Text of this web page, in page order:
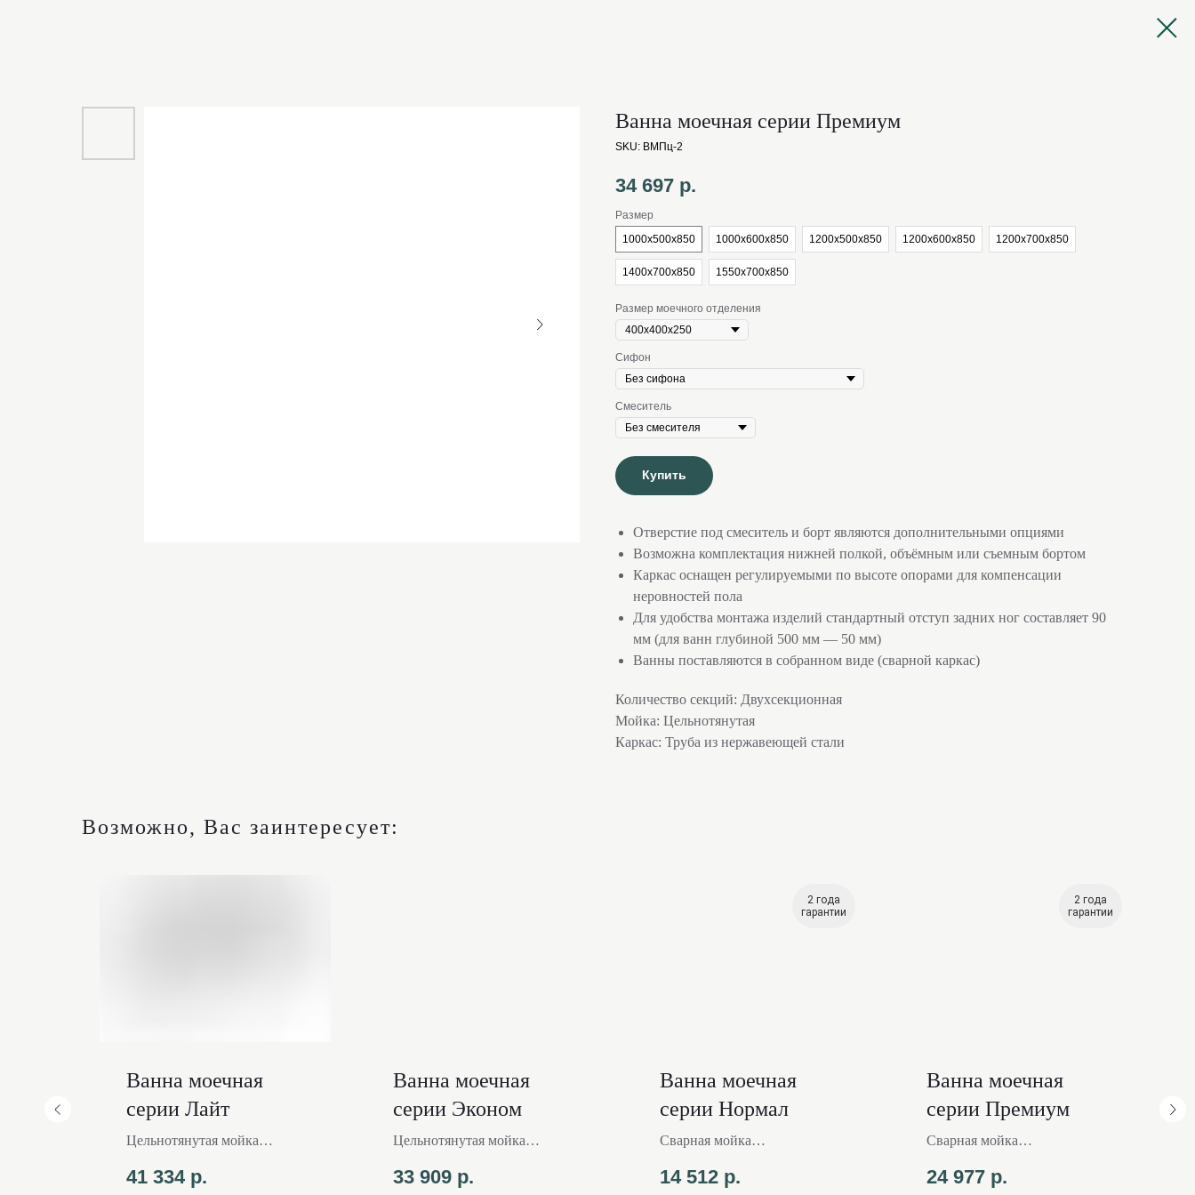
Ванна моечная серии Премиум
SKU: ВМПц-2
34 697 р.
Размер
1000х500х850
1000х600х850 1200х500х850 1200x600х850 1200х700х850
1400х700х850 1550х700х850
Размер моечного отделения
Сифон
Cмеситель
Купить
Отверстие под смеситель и борт являются дополнительными опциями
Возможна комплектация нижней полкой, объёмным или съемным бортом
Каркас оснащен регулируемыми по высоте опорами для компенсации
неровностей пола
Для удобства монтажа изделий стандартный отступ задних ног составляет 90
мм (для ванн глубиной 500 мм — 50 мм)
Ванны поставляются в собранном виде (сварной каркас)
Количество секций: Двухсекционная
Мойка: Цельнотянутая
Каркас: Труба из нержавеющей стали
Возможно, Вас заинтересует:
Ванна моечная
серии Лайт
Цельнотянутая мойка
стали
41 334 р.
Ванна моечная
серии Эконом
Цельнотянутая мойка
порошковым окрашиванием
33 909 р.
2 года
гарантии
Ванна моечная
серии Нормал
Сварная мойка
стали
14 512 р.
2 года
гарантии
Ванна моечная
серии Премиум
Сварная мойка
стали
24 977 р.